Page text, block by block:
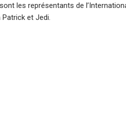
les représentants de
et Jedi.